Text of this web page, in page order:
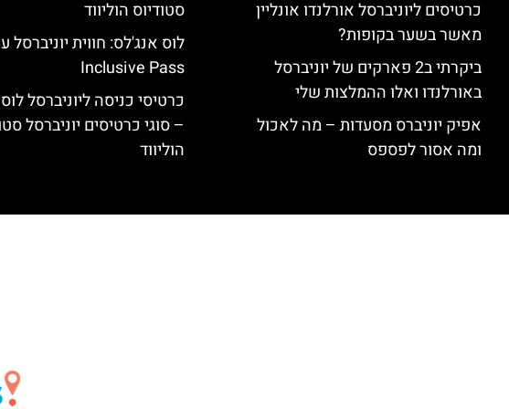
כרטיסים ליוניברסל אורלנדו אונליין
מאשר בשער בקופות?
ביקרתי ב2 פארקים של יוניברסל
באורלנדו ואלו ההמלצות שלי
אפיק יוניברס מסעדות – מה לאכול
ומה אסור לפספס
סטודיוס הוליווד
Inclusive Pass
כרטיסי כניסה ליוניברסל
– סוגי כרטיסים יוניברסל
הוליווד